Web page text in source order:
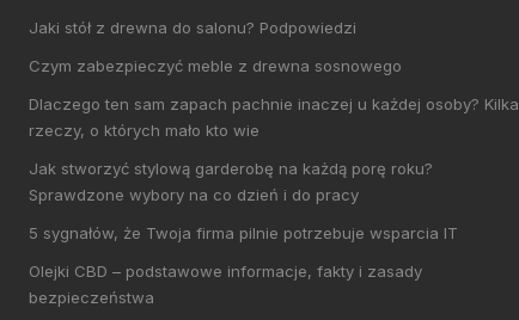
Jaki stół z drewna do salonu? Podpowiedzi
Czym zabezpieczyć meble z drewna sosnowego
Dlaczego ten sam zapach pachnie inaczej u każdej osoby? Kilka
rzeczy, o których mało kto wie
Jak stworzyć stylową garderobę na każdą porę roku?
Sprawdzone wybory na co dzień i do pracy
5 sygnałów, że Twoja firma pilnie potrzebuje wsparcia IT
Olejki CBD – podstawowe informacje, fakty i zasady
bezpieczeństwa